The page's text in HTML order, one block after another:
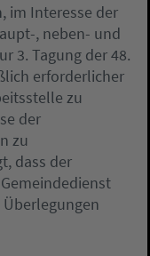
im Interesse der
, neben- und
3. Tagung der 48.
erforderlicher
zu
der
zu
dass der